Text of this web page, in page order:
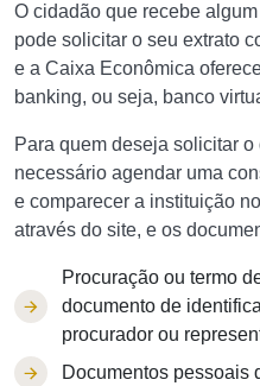
O cidadão que recebe
pode solicitar o seu extrato
e a Caixa Econômica
banking, ou seja, banco
Para quem deseja solicitar
necessário agendar uma
e comparecer a instituição
através do site, e os
Procuração ou termo
documento de
procurador ou
Documentos pessoais